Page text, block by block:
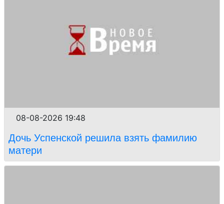
08-08-2026 19:48
Дочь Успенской решила взять фамилию
матери